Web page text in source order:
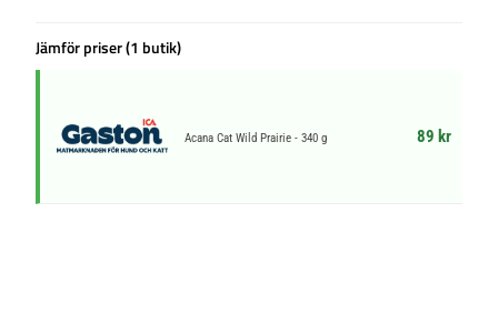
Jämför priser (1 butik)
Acana Cat Wild Prairie - 340 g 89 kr